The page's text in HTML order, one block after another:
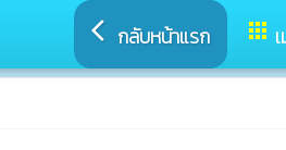
arrow_back_ios กลับหน้าแรก apps